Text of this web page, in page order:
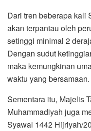
Dari tren beberapa kali
akan terpantau oleh
setinggi minimal 2
Dengan sudut
maka kemungkinan
waktu yang bersamaan.
Sementara itu, Majelis
Muhammadiyah juga
Syawal 1442 Hijriyah/